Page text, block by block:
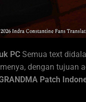
PC Semua text
dengan tujuan
Patch